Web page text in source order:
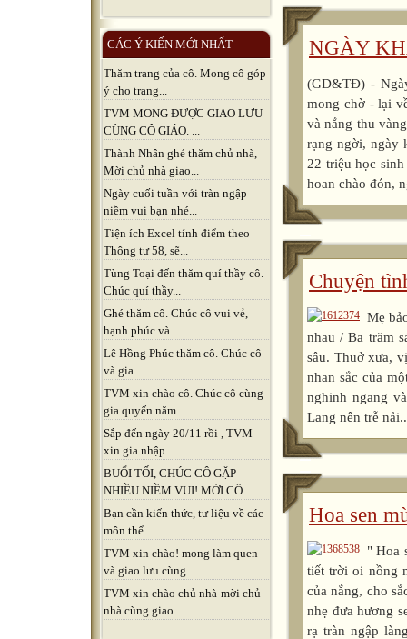
CÁC Ý KIẾN MỚI NHẤT
Thăm trang của cô. Mong cô góp
ý cho trang...
TVM MONG ĐƯỢC GIAO LƯU
CÙNG CÔ GIÁO. ...
Thành Nhân ghé thăm chủ nhà,
Mời chủ nhà giao...
Ngày cuối tuần với tràn ngập
niềm vui bạn nhé...
Tiện ích Excel tính điểm theo
Thông tư 58, sẽ...
Tùng Toại đến thăm quí thầy cô.
Chúc quí thầy...
Ghé thăm cô. Chúc cô vui vẻ,
hạnh phúc và...
Lê Hồng Phúc thăm cô. Chúc cô
và gia...
TVM xin chào cô. Chúc cô cùng
gia quyến năm...
Sắp đến ngày 20/11 rồi , TVM
xin gia nhập...
BUỔI TỐI, CHÚC CÔ GẶP
NHIỀU NIỀM VUI! MỜI CÔ...
Bạn cần kiến thức, tư liệu về các
môn thể...
TVM xin chào! mong làm quen
và giao lưu cùng....
TVM xin chào chủ nhà-mời chủ
nhà cùng giao...
NGÀY
(GD&TĐ) -
mong chờ - lại
và nắng thu
rạng ngời, ngày
22 triệu học
hoan chào đón,
Chuyện
Mẹ
nhau / Ba trăm
sâu. Thuở xưa,
nhan sắc của
nghinh ngang
Lang nên trễ
Hoa sen
" Hoa
tiết trời oi nồng
của nắng, cho
nhẹ đưa hương
rạ tràn ngập